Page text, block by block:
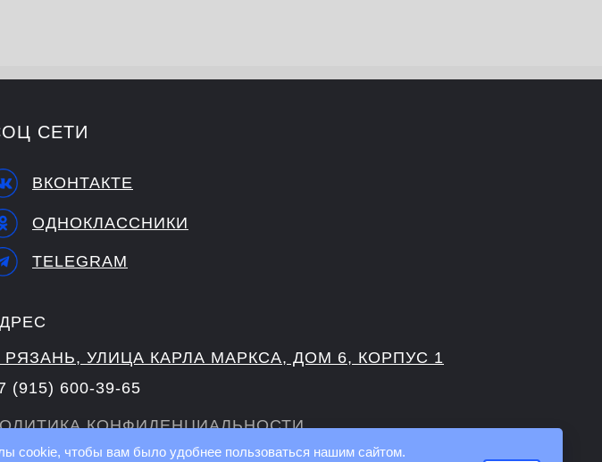
КОНФИДЕНЦИАЛЬНОСТИ
ОБРАБОТКИ ПЕРСОНАЛЬНЫХ ДАННЫХ
(915) 600-39-65
РЯЗАНЬ, УЛИЦА КАРЛА МАРКСА, ДОМ 6, КОРПУС 1
TELEGRAM
ОДНОКЛАССНИКИ
ВКОНТАКТЕ
СЕТИ
cookie, чтобы вам было удобнее пользоваться нашим сайтом.